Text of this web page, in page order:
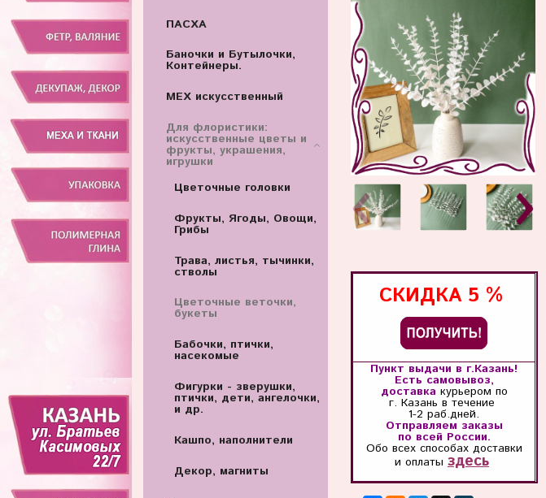
СКИДКА 5 %
Пункт выдачи в г.Казань!
Есть самовывоз,
доставка курьером по
г. Казань в течение
1-2 раб.дней.
Отправляем заказы
по всей России.
Обо всех способах доставки
и оплаты здесь
ПАСХА
Баночки и Бутылочки,
Контейнеры.
МЕХ искусственный
Для флористики:
искусственные цветы и
фрукты, украшения,
игрушки
Цветочные головки
Фрукты, Ягоды, Овощи,
Грибы
Трава, листья, тычинки,
стволы
Цветочные веточки,
букеты
Бабочки, птички,
насекомые
Фигурки - зверушки,
птички, дети, ангелочки,
и др.
Кашпо, наполнители
Декор, магниты